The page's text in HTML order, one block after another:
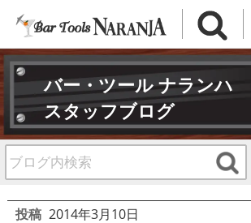
バー・ツール ナランハ
スタッフブログ
投稿 2014年3月10日